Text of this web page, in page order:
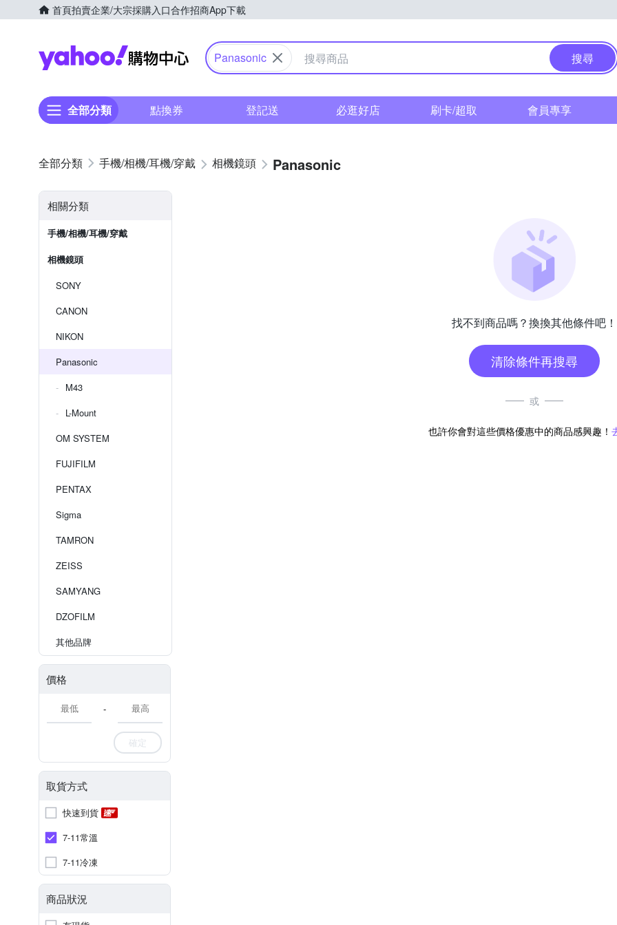
首頁拍賣企業/大宗採購入口合作招商App下載
Yahoo購物中心
Panasonic 搜尋
全部分類 點換券 登記送 必逛好店 刷卡/超取 會員專享
手機/相機/耳機/穿戴 相機鏡頭 Panasonic
相關分類
手機/相機/耳機/穿戴
相機鏡頭
SONY
CANON
NIKON
Panasonic
M43
L-Mount
OM SYSTEM
FUJIFILM
PENTAX
Sigma
TAMRON
ZEISS
SAMYANG
DZOFILM
其他品牌
價格
-
確定
取貨方式
快速到貨
7-11常溫
7-11冷凍
商品狀況
找不到商品嗎？換換其他條件吧！
清除條件再搜尋
或
也許你會對這些價格優惠中的商品感興趣！